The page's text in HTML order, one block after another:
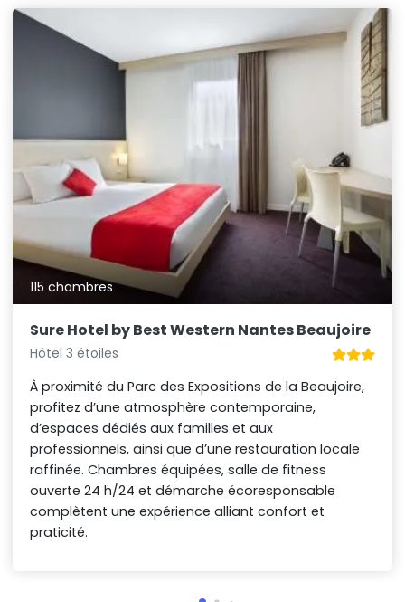
115 chambres
Sure Hotel by Best Western Nantes Beaujoire
Hôtel 3 étoiles
À proximité du Parc des Expositions de la Beaujoire,
profitez d’une atmosphère contemporaine,
d’espaces dédiés aux familles et aux
professionnels, ainsi que d’une restauration locale
raffinée. Chambres équipées, salle de fitness
ouverte 24 h/24 et démarche écoresponsable
complètent une expérience alliant confort et
praticité.